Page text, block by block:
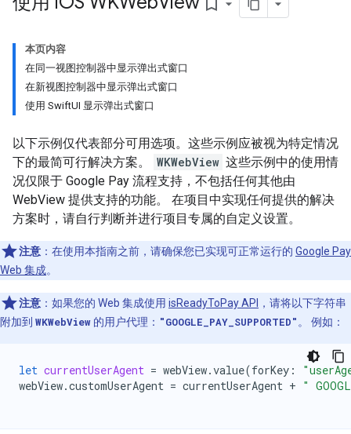
bookmark_border
本页内容
在同一视图控制器中显示弹出式窗口
在新视图控制器中显示弹出式窗口
使用 SwiftUI 显示弹出式窗口
以下示例仅代表部分可用选项。这些示例应被视为特定情况
下的最简可行解决方案。
WKWebView 这些示例中的使用情
况仅限于 Google Pay 流程支持，不包括任何其他由
WebView 提供支持的功能。 在项目中实现任何提供的解决
方案时，请自行判断并进行项目专属的自定义设置。
注意 ：在使用本指南之前，请确保您已实现可正常运行的 Google Pay
Web 集成。
注意 ：如果您的 Web 集成使用 isReadyToPay API
，请将以下字符串
附加到 WKWebView 的用户代理： "GOOGLE_PAY_SUPPORTED" 。 例如：
let currentUserAgent = webView.value(forKey :
webView.customUserAgent = currentUserAgent + "